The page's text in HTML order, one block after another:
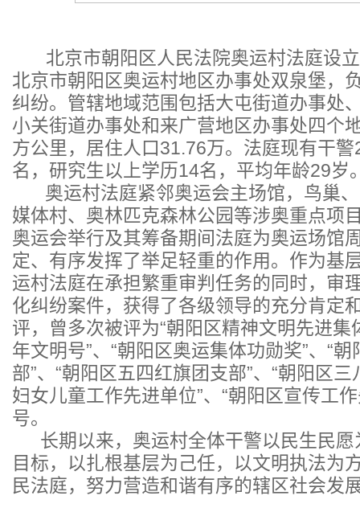
北京市朝阳区人民法院奥运村法庭设
北京市朝阳区奥运村地区办事处双泉堡，
纠纷。管辖地域范围包括大屯街道办事处
小关街道办事处和来广营地区办事处四个
方公里，居住人口31.76万。法庭现有干
名，研究生以上学历14名，平均年龄29岁
奥运村法庭紧邻奥运会主场馆，鸟巢、
媒体村、奥林匹克森林公园等涉奥重点项
奥运会举行及其筹备期间法庭为奥运场馆
定、有序发挥了举足轻重的作用。作为基
运村法庭在承担繁重审判任务的同时，审
化纠纷案件，获得了各级领导的充分肯定
评，曾多次被评为“朝阳区精神文明先进集
年文明号”、“朝阳区奥运集体功勋奖”、“
部”、“朝阳区五四红旗团支部”、“朝阳区
妇女儿童工作先进单位”、“朝阳区宣传工
号。
长期以来，奥运村全体干警以民生民愿
目标，以扎根基层为己任，以文明执法为
民法庭，努力营造和谐有序的辖区社会发